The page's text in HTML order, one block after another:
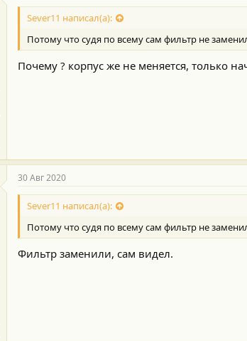
Sever11 написал(а):
Потому что судя по всему сам фильтр не
Почему ? корпус же не меняется, только
30 Авг 2020
Sever11 написал(а):
Потому что судя по всему сам фильтр не
Фильтр заменили, сам видел.